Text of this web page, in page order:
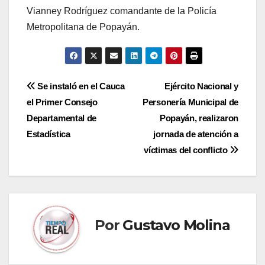
Vianney Rodríguez comandante de la Policía
Metropolitana de Popayán.
Navegación
de
entradas
Ejército Nacional y
Personería Municipal de
Popayán, realizaron
jornada de atención a
víctimas del conflicto
Se instaló en el Cauca
el Primer Consejo
Departamental de
Estadística
Por Gustavo Molina